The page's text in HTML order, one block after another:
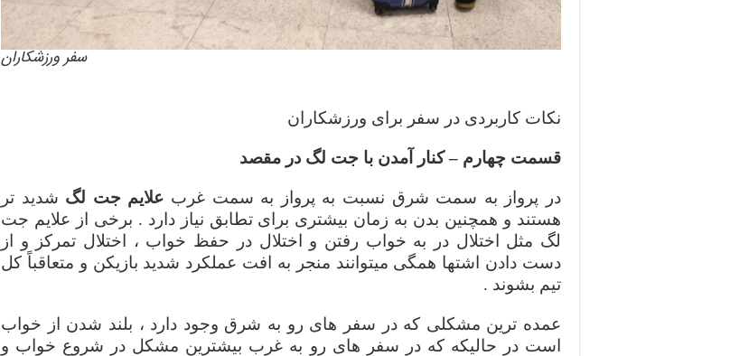
سفر ورزشکاران
نکات کاربردی در سفر برای ورزشکاران
قسمت چهارم – کنار آمدن با جت لگ در مقصد
در پرواز به سمت شرق نسبت به پرواز به سمت غرب علایم جت لگ شدید تر
هستند و همچنین بدن به زمان بیشتری برای تطابق نیاز دارد . برخی از علایم جت
لگ مثل اختلال در به خواب رفتن و اختلال در حفظ خواب ، اختلال تمرکز و از
دست دادن اشتها همگی میتوانند منجر به افت عملکرد شدید بازیکن و متعاقباً کل
تیم بشوند .
عمده ترین مشکلی که در سفر های رو به شرق وجود دارد ، بلند شدن از خواب
است در حالیکه که در سفر های رو به غرب بیشترین مشکل در شروع خواب و